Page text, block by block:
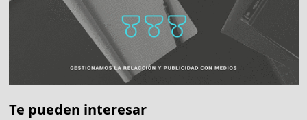
Te pueden interesar